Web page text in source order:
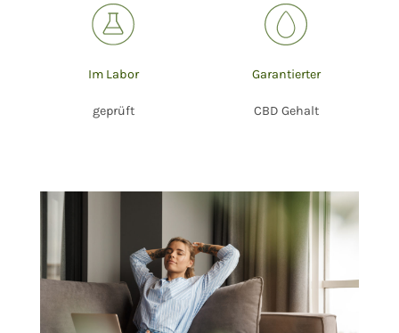
Im Labor
geprüft
Garantierter
CBD Gehalt